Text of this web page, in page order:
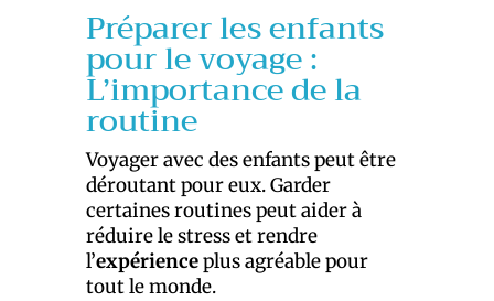
Préparer les enfants
pour le voyage :
L’importance de la
routine
Voyager avec des enfants peut être
déroutant pour eux. Garder
certaines routines peut aider à
réduire le stress et rendre
l’expérienceplus agréable pour
tout le monde.